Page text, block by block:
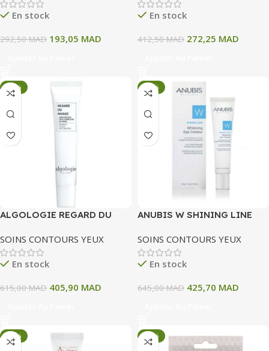
En stock
292,50MAD 193,05 MAD
En stock
412,50MAD 272,25 MAD
-34%
ALGOLOGIE REGARD DU
SOINS CONTOURS YEUX
En stock
615,00MAD 405,90 MAD
-34%
ANUBIS W SHINING LINE
CONTOUR DES YEUX 18 ML
SOINS CONTOURS YEUX
En stock
645,00MAD 425,70 MAD
-33% -33%